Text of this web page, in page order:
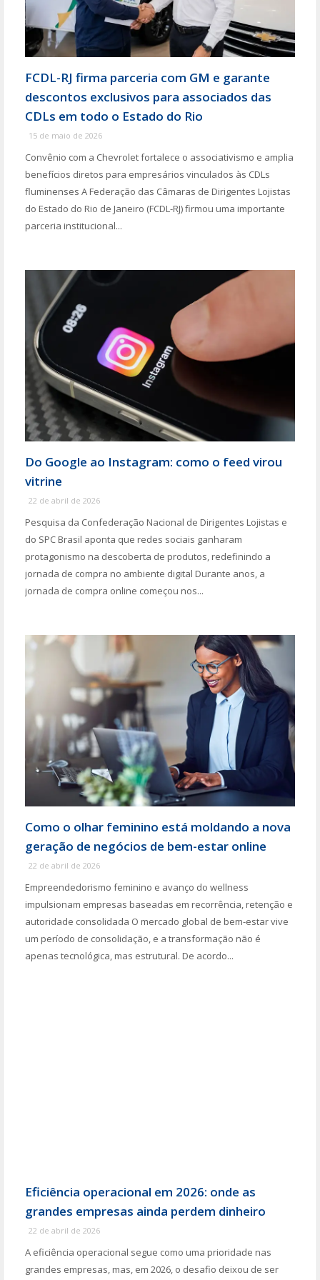
FCDL-RJ firma parceria com GM e garante
descontos exclusivos para associados das
CDLs em todo o Estado do Rio
15 de maio de 2026
Convênio com a Chevrolet fortalece o associativismo e amplia
benefícios diretos para empresários vinculados às CDLs
fluminenses A Federação das Câmaras de Dirigentes Lojistas
do Estado do Rio de Janeiro (FCDL-RJ) firmou uma importante
parceria institucional...
Do Google ao Instagram: como o feed virou
vitrine
22 de abril de 2026
Pesquisa da Confederação Nacional de Dirigentes Lojistas e
do SPC Brasil aponta que redes sociais ganharam
protagonismo na descoberta de produtos, redefinindo a
jornada de compra no ambiente digital Durante anos, a
jornada de compra online começou nos...
Como o olhar feminino está moldando a nova
geração de negócios de bem-estar online
22 de abril de 2026
Empreendedorismo feminino e avanço do wellness
impulsionam empresas baseadas em recorrência, retenção e
autoridade consolidada O mercado global de bem-estar vive
um período de consolidação, e a transformação não é
apenas tecnológica, mas estrutural. De acordo...
Eficiência operacional em 2026: onde as
grandes empresas ainda perdem dinheiro
22 de abril de 2026
A eficiência operacional segue como uma prioridade nas
grandes empresas, mas, em 2026, o desafio deixou de ser